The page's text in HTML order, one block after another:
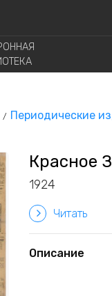
Периодические
Красное
1924
Читать
Описание